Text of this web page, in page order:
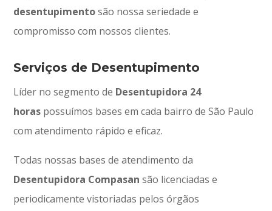
desentupimentosão nossa seriedade e
compromisso com nossos clientes.
Serviços de Desentupimento
Líder no segmento de Desentupidora 24
horas possuímos bases em cada bairro de São Paulo
com atendimento rápido e eficaz.
Todas nossas bases de atendimento da
Desentupidora Compasansão licenciadas e
periodicamente vistoriadas pelos órgãos